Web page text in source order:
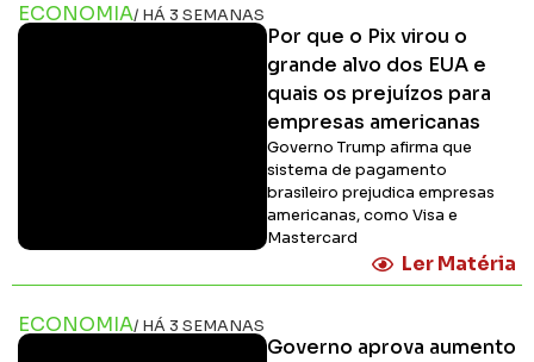
ECONOMIA/ HÁ 3 SEMANAS
Por que o Pix virou o
grande alvo dos EUA e
quais os prejuízos para
empresas americanas
Governo Trump afirma que
sistema de pagamento
brasileiro prejudica empresas
americanas, como Visa e
Mastercard
Ler Matéria
ECONOMIA/ HÁ 3 SEMANAS
Governo aprova aumento